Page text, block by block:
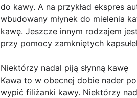
do kawy. A na przykład ekspres
wbudowany młynek do mielenia
kawę. Jeszcze innym rodzajem
przy pomocy zamkniętych
Niektórzy nadal piją słynną kawę
Kawa to w obecnej dobie nader
wypić filiżanki kawy. Niektórzy